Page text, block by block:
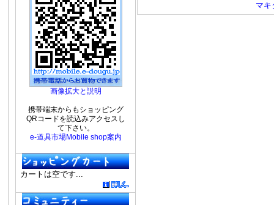
画像拡大と説明
携帯端末からもショッピング
QRコードを読込みアクセスし
て下さい。
e-道具市場Mobile shop案内
カートは空です...
マキ